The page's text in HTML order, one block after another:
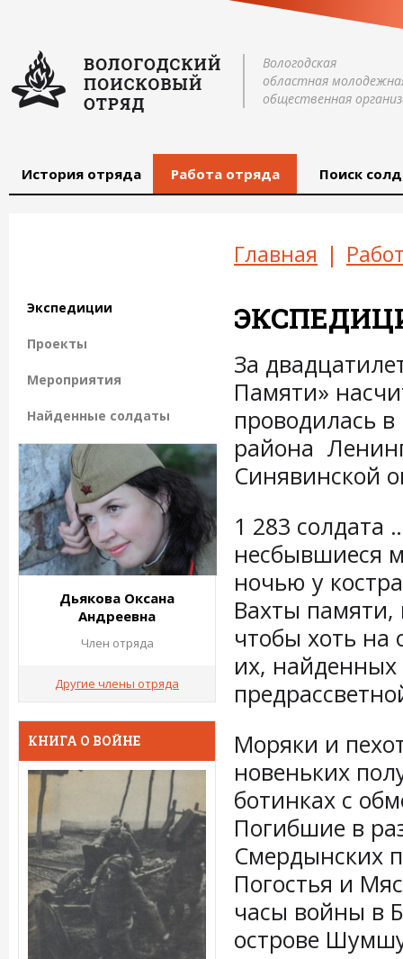
Вологодская
областная
общественная
История отряда Работа отряда Поиск
Главная |
За
Памяти»
проводилась
района
Синявинской
1 283 солдата
несбывшиеся
ночью у
Вахты памяти,
чтобы хоть на
их,
Моряки и
новеньких
ботинках с
Погибшие в
Смердынских
Погостья и
часы войны в
острове
Экспедиции
Проекты
Мероприятия
Найденные солдаты
Дьякова Оксана
Андреевна
Член отряда
Другие члены отряда
КНИГА О ВОЙНЕ